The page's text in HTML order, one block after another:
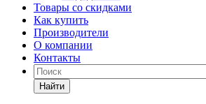
Товары со скидками
Как купить
Производители
О компании
Контакты
Найти